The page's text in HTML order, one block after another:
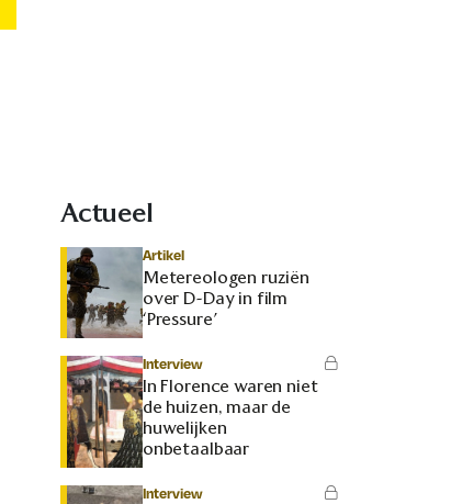
Actueel
Artikel
Metereologen ruziën
over D-Day in film
‘Pressure’
Interview
In Florence waren niet
de huizen, maar de
huwelijken
onbetaalbaar
Interview